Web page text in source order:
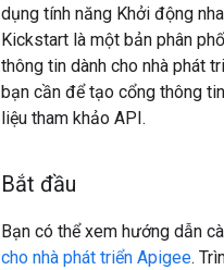
dụng tính năng Khởi động
Kickstart là một bản phân
thông tin dành cho nhà phát
bạn cần để tạo cổng thông
liệu tham khảo API.
Bắt đầu
Bạn có thể xem hướng dẫn
cho nhà phát triển Apigee.